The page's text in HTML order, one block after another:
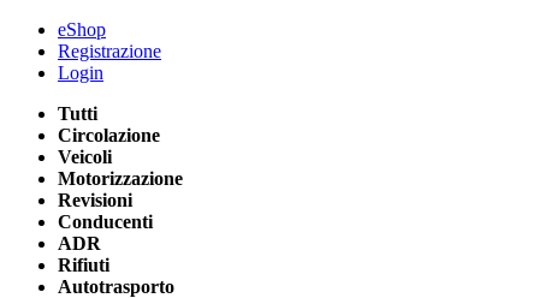
eShop
Registrazione
Login
Tutti
Circolazione
Veicoli
Motorizzazione
Revisioni
Conducenti
ADR
Rifiuti
Autotrasporto